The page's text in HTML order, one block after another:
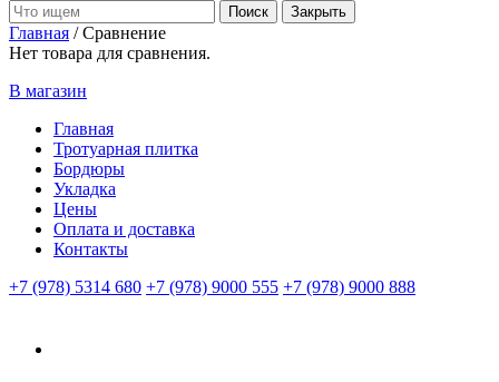
Закрыть
Главная /Сравнение
Нет товара для сравнения.
В магазин
Главная
Тротуарная плитка
Бордюры
Укладка
Цены
Оплата и доставка
Контакты
+7 (978) 5314 680 +7 (978) 9000 555 +7 (978) 9000 888